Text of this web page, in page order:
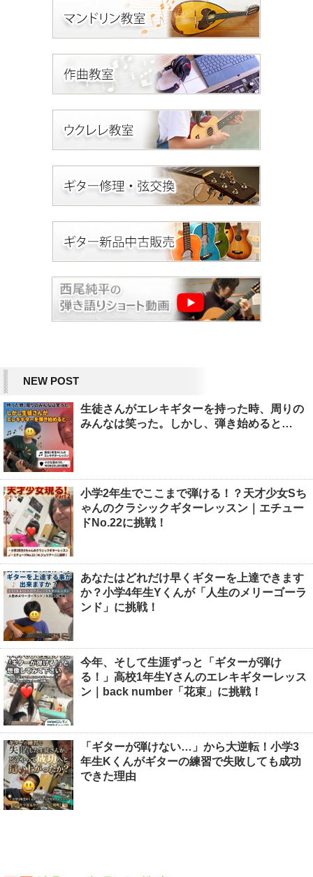
NEW POST
生徒さんがエレキギターを持った時、周りの
みんなは笑った。しかし、弾き始めると…
小学2年生でここまで弾ける！？天才少女Sち
ゃんのクラシックギターレッスン｜エチュー
ドNo.22に挑戦！
あなたはどれだけ早くギターを上達できます
か？小学4年生Yくんが「人生のメリーゴーラ
ンド」に挑戦！
今年、そして生涯ずっと「ギターが弾け
る！」高校1年生Yさんのエレキギターレッス
ン｜back number「花束」に挑戦！
「ギターが弾けない…」から大逆転！小学3
年生Kくんがギターの練習で失敗しても成功
できた理由